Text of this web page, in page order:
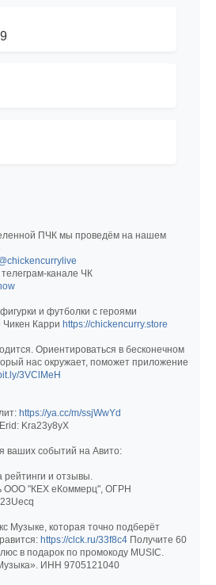
ПЧК мы проведём на нашем
канале ЧК
и футболки с героями
Чикен Карри https://chickencurry.store
Ориентироваться в бесконечном
нас окружает, поможет приложение
3VClMeH
https://ya.cc/m/ssjWwYd
Kra23y8yX
ваших событий на Авито:
и отзывы.
ООО "КЕХ еКоммерц", ОГРН
Музыке, которая точно подберёт
https://clck.ru/33f8c4 Получите 60
в подарок по промокоду MUSIC.
ИНН 9705121040